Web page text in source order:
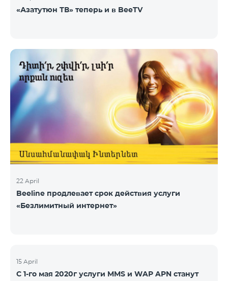
«Азатутюн ТВ» теперь и в BeeTV
22 April
Beeline продлевает срок действия услуги
«Безлимитный интернет»
15 April
С 1-го мая 2020г услуги MMS и WAP APN станут